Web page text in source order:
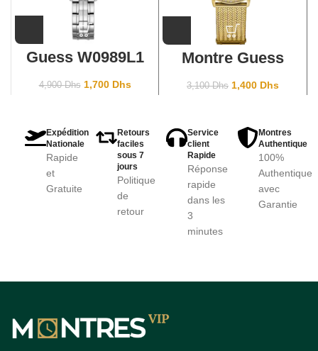
Guess W0989L1
4,900Dhs 1,700 Dhs
Montre Guess
Gold
3,100Dhs 1,400 Dhs
Expédition
Nationale
Rapide
et
Gratuite
Retours
faciles
sous 7
jours
Politique
de
retour
Service
client
Rapide
Réponse
rapide
dans les
3
minutes
Montres
Authentique
100%
Authentique
avec
Garantie